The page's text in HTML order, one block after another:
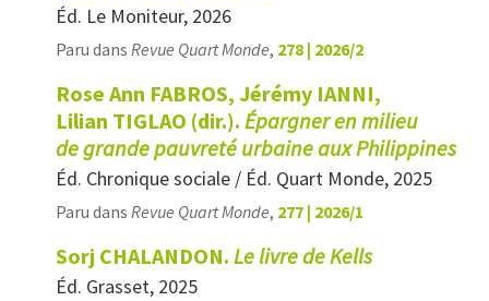
Éd. Le Moniteur, 2026
Paru dans Revue Quart Monde, 278 | 2026/2
Rose Ann FABROS, Jérémy IANNI,
Lilian TIGLAO (dir.). Épargner en milieu
de grande pauvreté urbaine aux Philippines
Éd. Chronique sociale / Éd. Quart Monde, 2025
Paru dans Revue Quart Monde, 277 | 2026/1
Sorj CHALANDON. Le livre de Kells
Éd. Grasset, 2025